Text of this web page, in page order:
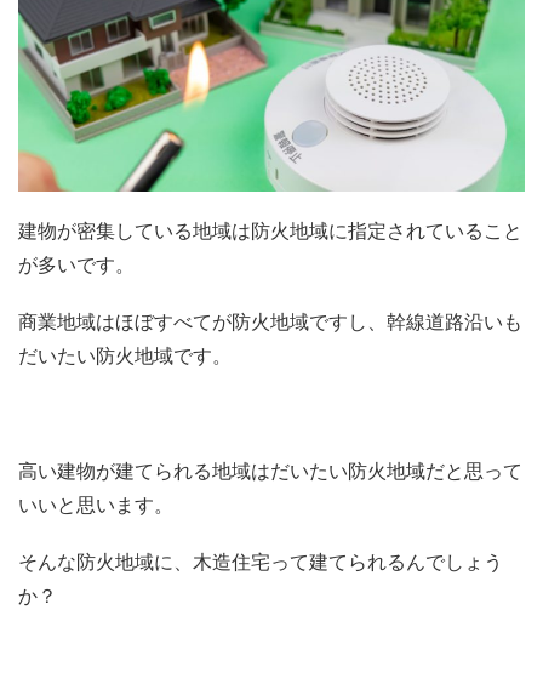
建物が密集している地域は防火地域に指定されていること
が多いです。
商業地域はほぼすべてが防火地域ですし、幹線道路沿いも
だいたい防火地域です。
高い建物が建てられる地域はだいたい防火地域だと思って
いいと思います。
そんな防火地域に、木造住宅って建てられるんでしょう
か？